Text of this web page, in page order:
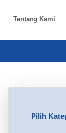
Tentang Kami
Pilih